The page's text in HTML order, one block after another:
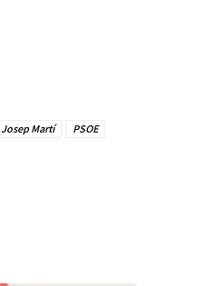
Josep Martí PSOE